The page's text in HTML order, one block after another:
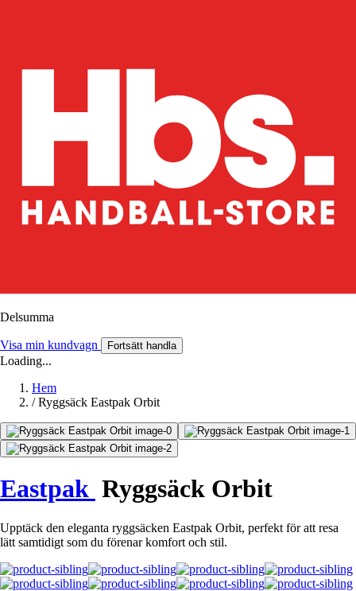
Delsumma
Visa min kundvagn Fortsätt handla
Loading...
Hem
/ Ryggsäck Eastpak Orbit
Eastpak Ryggsäck Orbit
Upptäck den eleganta ryggsäcken Eastpak Orbit, perfekt för att resa
lätt samtidigt som du förenar komfort och stil.